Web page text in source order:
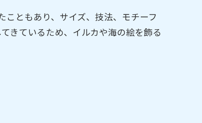
ともあり、サイズ、技法、モチーフ
きているため、イルカや海の絵を飾る